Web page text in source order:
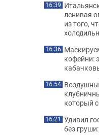
16:39
ленивая
из того,
16:36
кофейни:
16:54
который
16:21 Удивил
без